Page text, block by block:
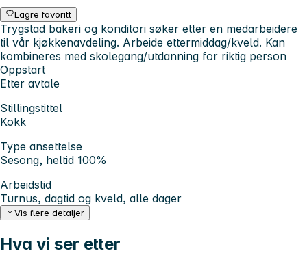
Lagre favoritt
Trygstad bakeri og konditori søker etter en medarbeidere
til vår kjøkkenavdeling. Arbeide ettermiddag/kveld. Kan
kombineres med skolegang/utdanning for riktig person
Oppstart
Etter avtale
Stillingstittel
Kokk
Type ansettelse
Sesong, heltid 100%
Arbeidstid
Turnus, dagtid og kveld, alle dager
Vis flere detaljer
Hva vi ser etter